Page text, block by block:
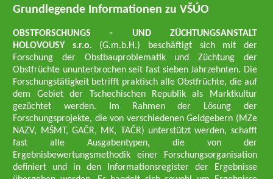
Grundlegende Informationen zu VŠÚO
OBSTFORSCHUNGS - UND ZÜCHTUNGSANSTALT
HOLOVOUSY s.r.o. (G.m.b.H.) beschäftigt sich mit der
Forschung der Obstbauproblematik und Züchtung der
Obstfrüchte ununterbrochen seit fast sieben Jahrzehnten. Die
Forschungstätigkeit betrifft praktisch alle Obstfrüchte, die auf
dem Gebiet der Tschechischen Republik als Marktkultur
gezüchtet werden. Im Rahmen der Lösung der
Forschungsprojekte, die von verschiedenen Geldgebern (MZe
NAZV, MŠMT, GAČR, MK, TAČR) unterstützt werden, schafft
fast alle Ausgabentypen, die von der
Ergebnisbewertungsmethodik einer Forschungsorganisation
definiert und in den Informationsregister der Ergebnisse